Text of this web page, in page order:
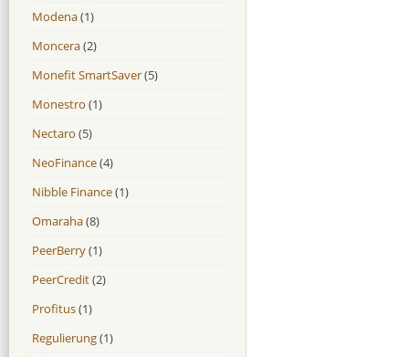
Modena(1)
Moncera(2)
Monefit SmartSaver(5)
Monestro (1)
Nectaro (5)
NeoFinance(4)
Nibble Finance(1)
Omaraha(8)
PeerBerry(1)
PeerCredit(2)
Profitus(1)
Regulierung(1)